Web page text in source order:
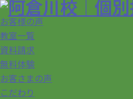
お客様の声
教室一覧
資料請求
無料体験
お客さまの声
こだわり